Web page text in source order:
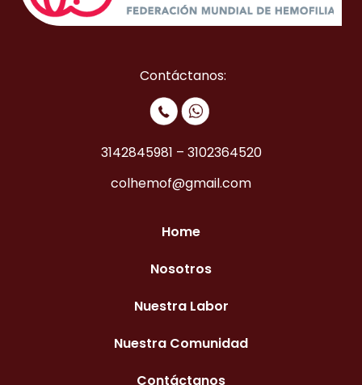
Contáctanos:
3142845981 – 3102364520
colhemof@gmail.com
Home
Nosotros
Nuestra Labor
Nuestra Comunidad
Contáctanos